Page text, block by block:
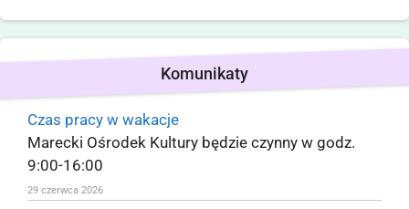
Komunikaty
Czas pracy w wakacje
Marecki Ośrodek Kultury będzie czynny w godz.
9:00-16:00
29 czerwca 2026